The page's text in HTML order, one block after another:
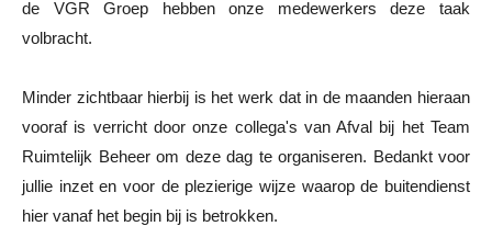
de VGR Groep hebben onze medewerkers deze taak
volbracht.
Minder zichtbaar hierbij is het werk dat in de maanden hieraan
vooraf is verricht door onze collega's van Afval bij het Team
Ruimtelijk Beheer om deze dag te organiseren. Bedankt voor
jullie inzet en voor de plezierige wijze waarop de buitendienst
hier vanaf het begin bij is betrokken.